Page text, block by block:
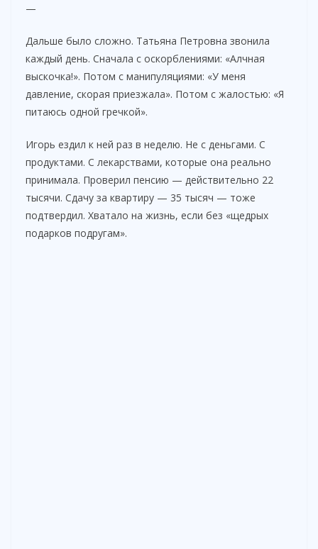
—
Дальше было сложно. Татьяна Петровна звонила
каждый день. Сначала с оскорблениями: «Алчная
выскочка!». Потом с манипуляциями: «У меня
давление, скорая приезжала». Потом с жалостью: «Я
питаюсь одной гречкой».
Игорь ездил к ней раз в неделю. Не с деньгами. С
продуктами. С лекарствами, которые она реально
принимала. Проверил пенсию — действительно 22
тысячи. Сдачу за квартиру — 35 тысяч — тоже
подтвердил. Хватало на жизнь, если без «щедрых
подарков подругам».